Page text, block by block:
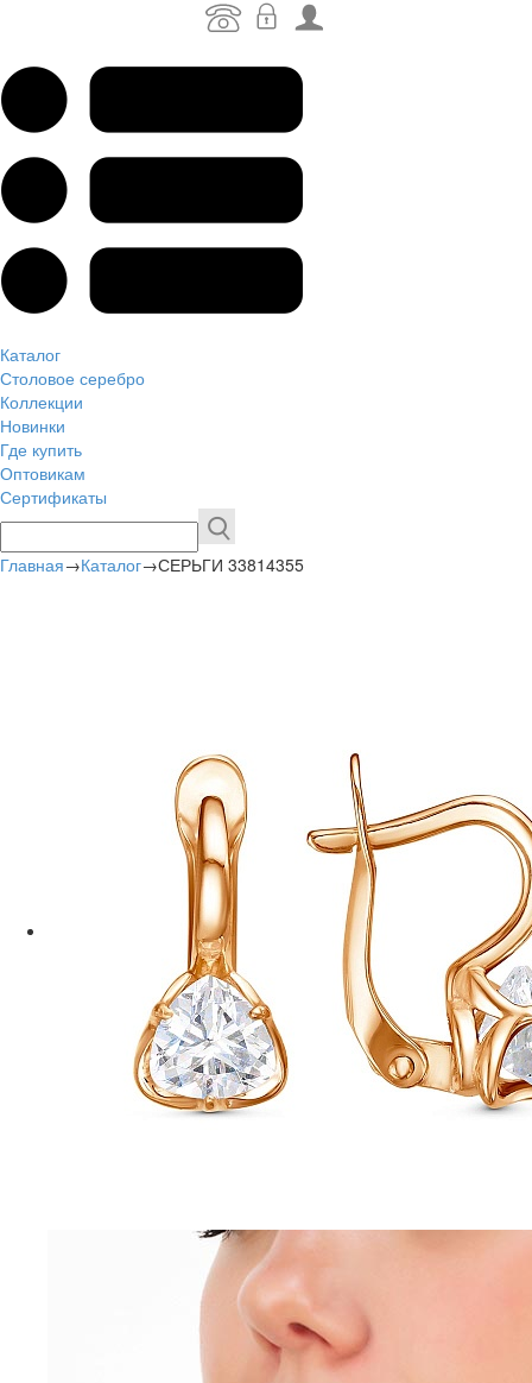
Каталог
Столовое серебро
Коллекции
Новинки
Где купить
Оптовикам
Сертификаты
Главная→Каталог→СЕРЬГИ 33814355